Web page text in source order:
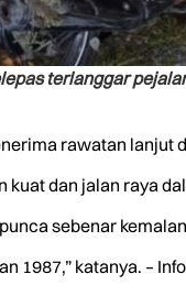
terlanggar
rawatan lanjut
dan jalan raya
sebenar
1987,” katanya. –